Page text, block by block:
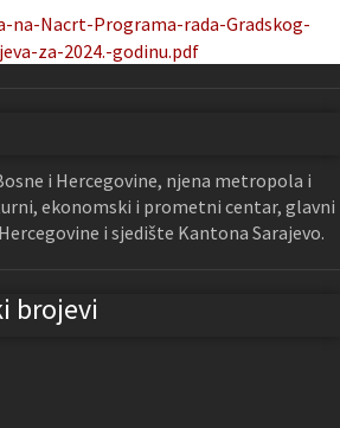
na-Nacrt-Programa-rada-Gradskog-
za-2024.-godinu.pdf
i Hercegovine, njena metropola i
ekonomski i prometni centar, glavni
i sjedište Kantona Sarajevo.
brojevi